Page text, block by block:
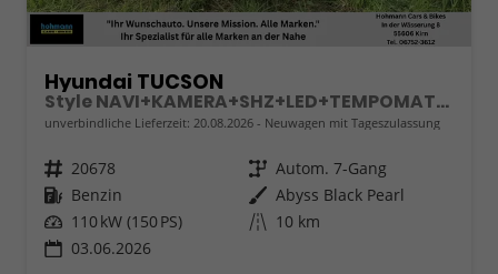
Hyundai TUCSON
Style NAVI+KAMERA+SHZ+LED+TEMPOMAT+17" ALU+PDC
unverbindliche Lieferzeit: 20.08.2026 Neuwagen mit Tageszulassung
Fahrzeugnr. 20678 Getriebe Autom. 7-Gang
Kraftstoff Benzin Außenfarbe Abyss Black Pearl
Leistung 110 kW (150 PS) Kilometerstand 10 km
03.06.2026